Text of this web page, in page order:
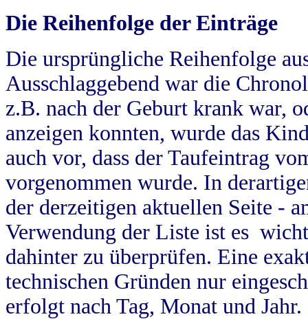
Die Reihenfolge der Einträge
Die ursprüngliche Reihenfolge
Ausschlaggebend war die
z.B. nach der Geburt krank war,
anzeigen konnten, wurde das
auch vor, dass der Taufeintrag
vorgenommen wurde. In
der derzeitigen aktuellen Seite -
Verwendung der Liste ist es
dahinter zu überprüfen. Eine
technischen Gründen nur
erfolgt nach Tag, Monat und Jahr.